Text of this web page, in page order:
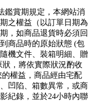
鑑賞期規定，本網站消
之權益（以訂單日期為
，如商品退貨時必須回
商品時的原始狀態 (包
機文件、裝箱明細、贈
，將依實際狀況酌收
權益，商品經由宅配
凹陷、箱數異常，或商
紀錄，並於24小時內聯